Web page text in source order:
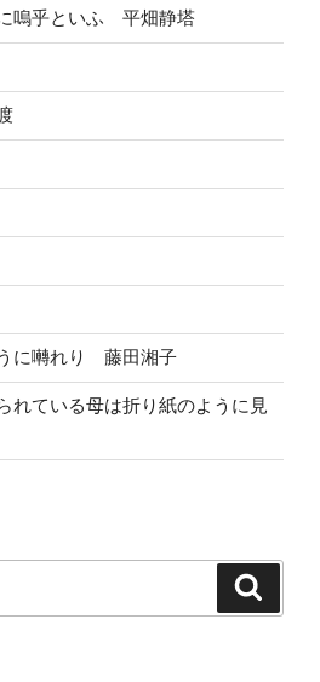
嗚乎といふ 平畑静塔
に囀れり 藤田湘子
れている母は折り紙のように見